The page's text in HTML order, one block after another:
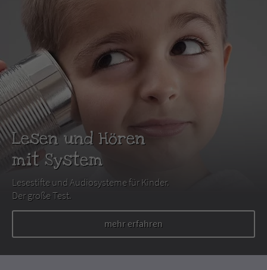
Lesen und Hören
mit System
Lesestifte und Audiosysteme für Kinder.
Der große Test.
mehr erfahren